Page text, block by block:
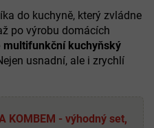
do kuchyně, který zvládne
po výrobu domácích
multifunkční kuchyňský
usnadní, ale i zrychlí
KOMBEM - výhodný set,